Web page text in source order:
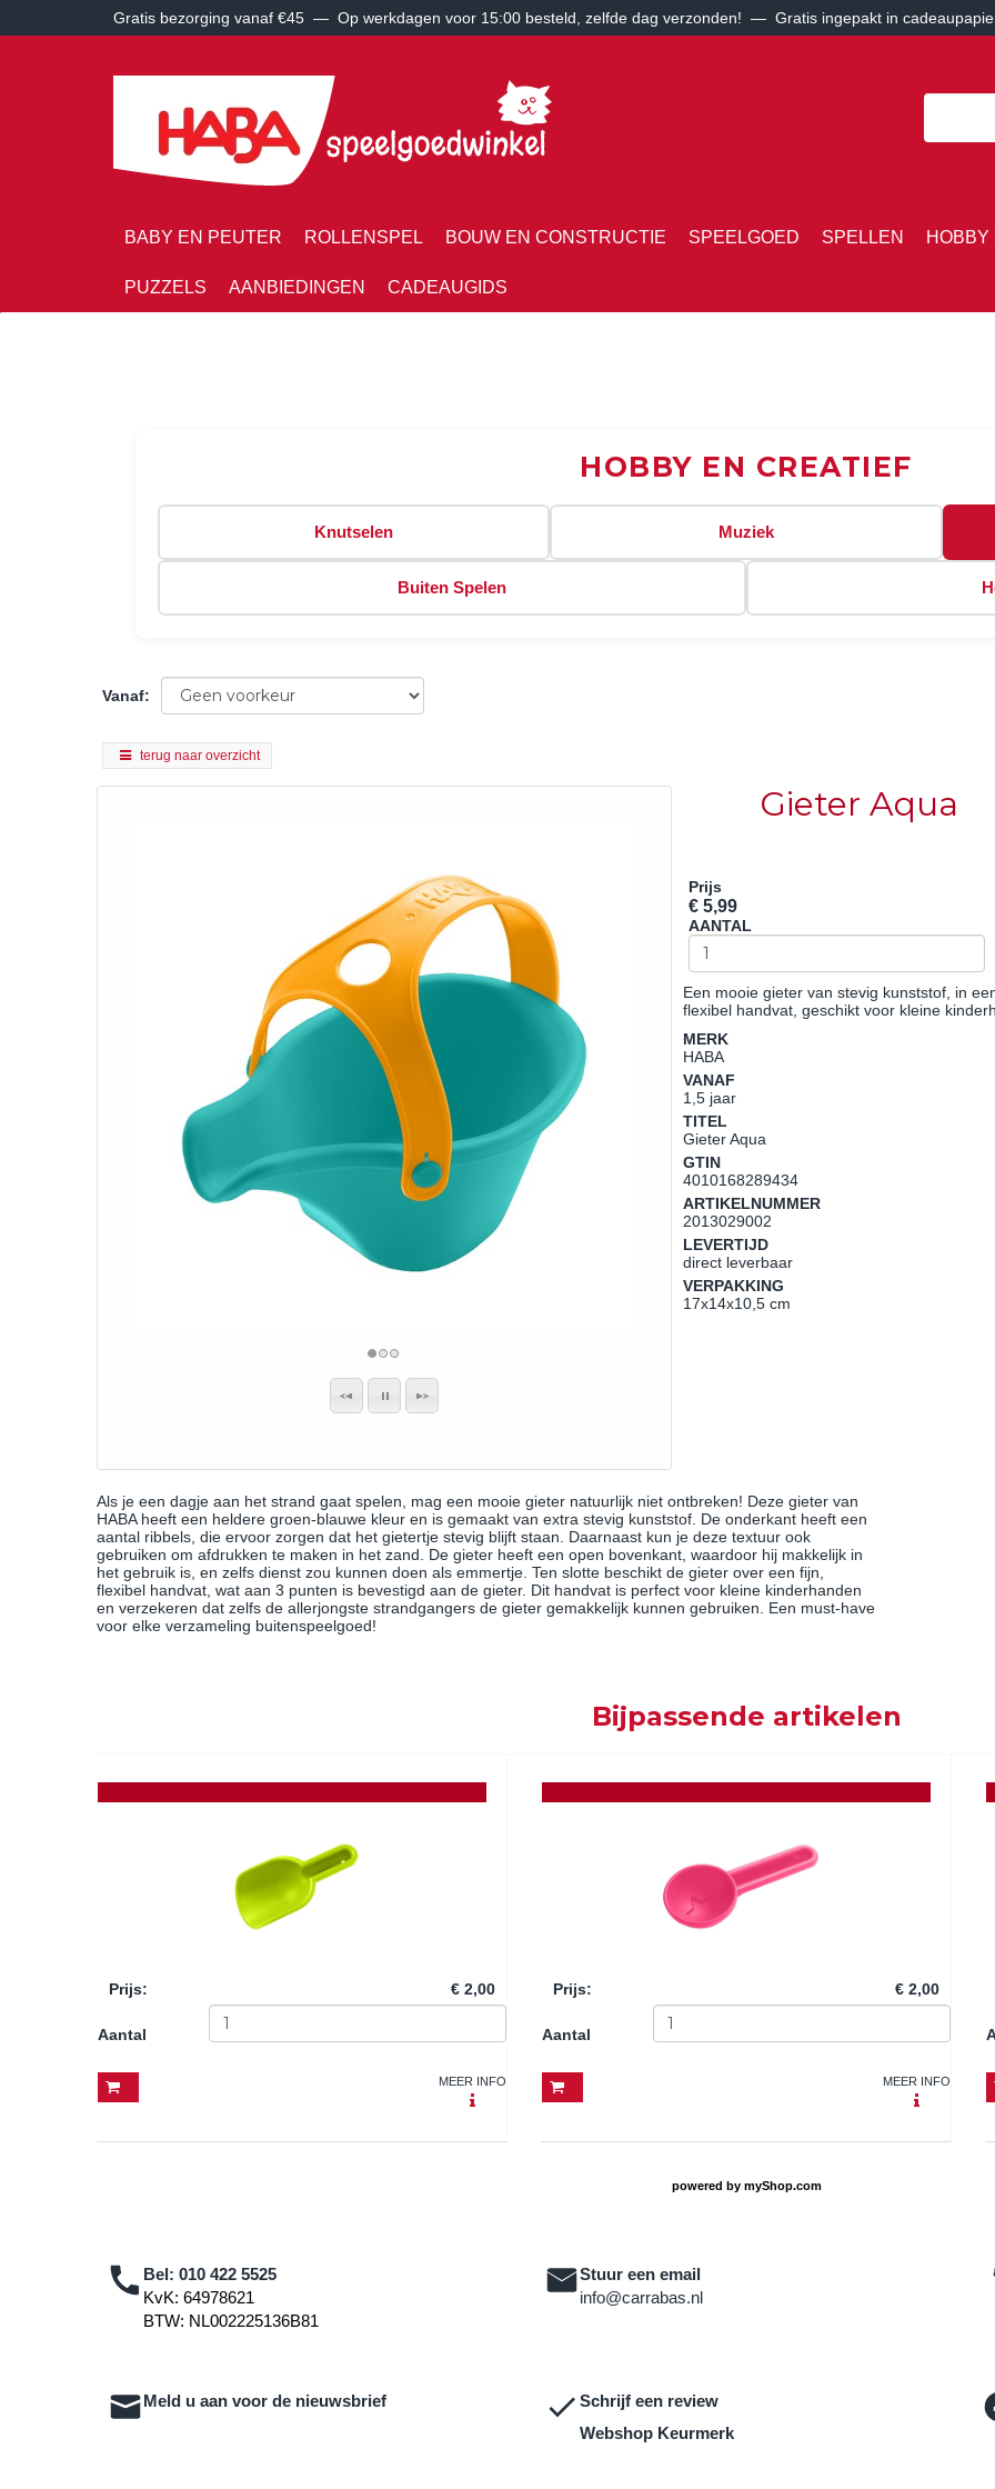
Gratis bezorging vanaf €45 — Op werkdagen voor 15:00 besteld, zelfde dag verzonden! — Gratis ingepakt in
BABY EN PEUTER ROLLENSPEL BOUW EN CONSTRUCTIE SPEELGOED SPELLEN HOBBY
PUZZELS AANBIEDINGEN CADEAUGIDS
HOBBY EN CREATIEF
Knutselen Muziek
Buiten Spelen
Vanaf:
terug naar overzicht
Gieter Aqua
Prijs
€ 5,99
AANTAL
Een mooie gieter van stevig kunststof, in
flexibel handvat, geschikt voor kleine
MERK
HABA
VANAF
1,5 jaar
TITEL
Gieter Aqua
GTIN
4010168289434
ARTIKELNUMMER
2013029002
LEVERTIJD
direct leverbaar
VERPAKKING
17x14x10,5 cm
Als je een dagje aan het strand gaat spelen, mag een mooie gieter natuurlijk niet ontbreken! Deze gieter van
HABA heeft een heldere groen-blauwe kleur en is gemaakt van extra stevig kunststof. De onderkant heeft een
aantal ribbels, die ervoor zorgen dat het gietertje stevig blijft staan. Daarnaast kun je deze textuur ook
gebruiken om afdrukken te maken in het zand. De gieter heeft een open bovenkant, waardoor hij makkelijk in
het gebruik is, en zelfs dienst zou kunnen doen als emmertje. Ten slotte beschikt de gieter over een fijn,
flexibel handvat, wat aan 3 punten is bevestigd aan de gieter. Dit handvat is perfect voor kleine kinderhanden
en verzekeren dat zelfs de allerjongste strandgangers de gieter gemakkelijk kunnen gebruiken. Een must-have
voor elke verzameling buitenspeelgoed!
Bijpassende artikelen
Prijs: € 2,00
Aantal
MEER INFO
Prijs: € 2,00
Aantal
MEER INFO
powered by myShop.com
Bel: 010 422 5525
KvK: 64978621
BTW: NL002225136B81
Stuur een email
info@carrabas.nl
Meld u aan voor de nieuwsbrief
Schrijf een review
Webshop Keurmerk